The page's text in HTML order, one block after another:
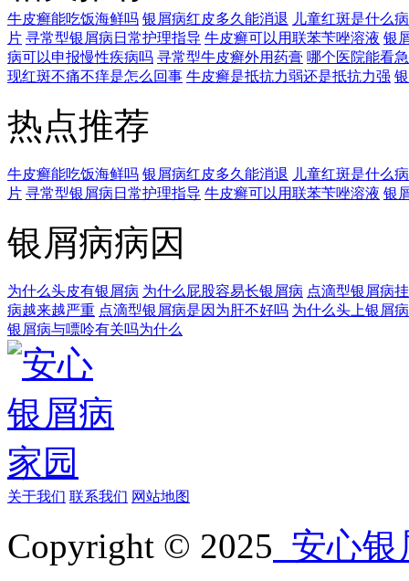
牛皮癣能吃饭海鲜吗 银屑病红皮多久能消退 儿童红斑是什么
片 寻常型银屑病日常护理指导 牛皮癣可以用联苯苄唑溶液 银
病可以申报慢性疾病吗 寻常型牛皮癣外用药膏 哪个医院能看
现红斑不痛不痒是怎么回事 牛皮癣是抵抗力弱还是抵抗力强
热点推荐
牛皮癣能吃饭海鲜吗 银屑病红皮多久能消退 儿童红斑是什么
片 寻常型银屑病日常护理指导 牛皮癣可以用联苯苄唑溶液 银
银屑病病因
为什么头皮有银屑病 为什么屁股容易长银屑病 点滴型银屑病
病越来越严重 点滴型银屑病是因为肝不好吗 为什么头上银屑
银屑病与嘌呤有关吗为什么
关于我们 联系我们 网站地图
Copyright © 2025 安心银